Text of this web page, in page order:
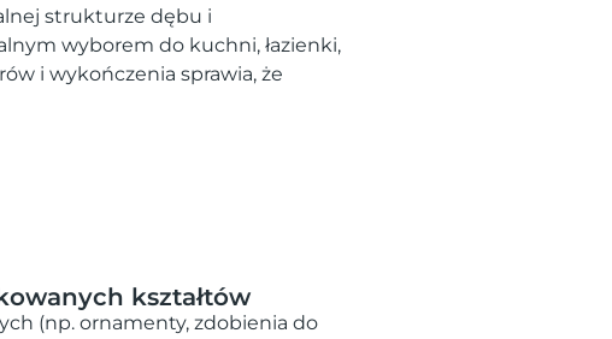
strukturze dębu i
wyborem do kuchni, łazienki,
i wykończenia sprawia, że
kształtów
(np. ornamenty, zdobienia do